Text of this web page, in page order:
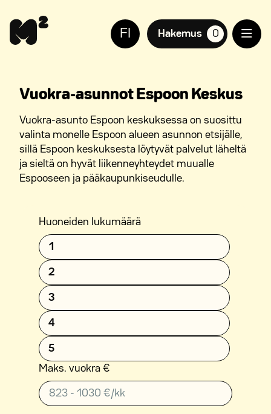
sisältöön
sivuston
käyttöön
FI Hakemus
suosikkiasuntoja,
0
Vuokra-asunnot Espoon Keskus
Vuokra-asunto Espoon keskuksessa on suosittu
valinta monelle Espoon alueen asunnon etsijälle,
sillä Espoon keskuksesta löytyvät palvelut läheltä
ja sieltä on hyvät liikenneyhteydet muualle
Espooseen ja pääkaupunkiseudulle.
Huoneiden lukumäärä
1
2
3
4
5
Maks. vuokra €